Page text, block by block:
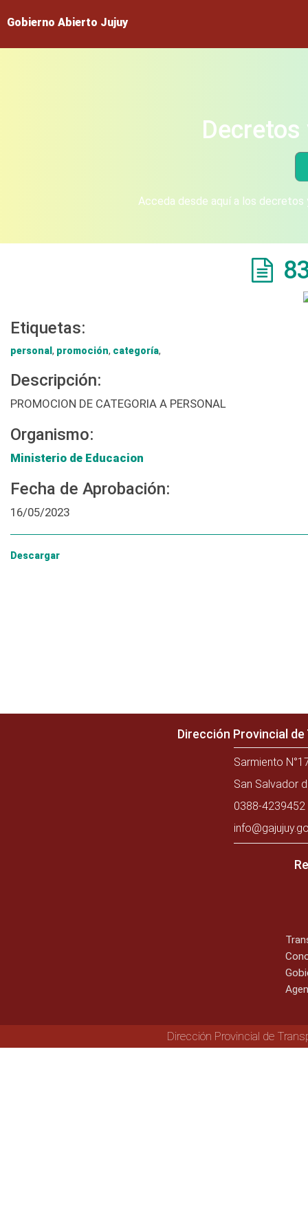
Gobierno Abierto Jujuy
Acceda desde aquí a los
Etiquetas:
personal , promoción, categoría,
Descripción:
PROMOCION DE CATEGORIA A PERSONAL
Organismo:
Ministerio de Educacion
Fecha de Aprobación:
16/05/2023
Descargar
Dirección Provincial
Sarmiento
San Salvador
0388-
Dirección Provincial de